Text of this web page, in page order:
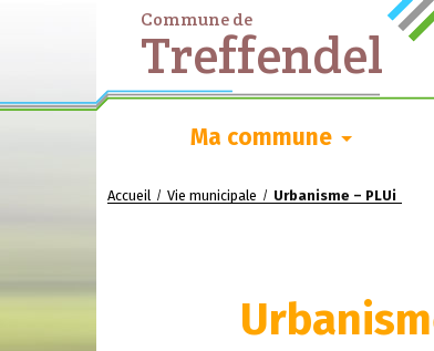
Commune de
Treffendel
Ma commune
Accueil / Vie municipale / Urbanisme – PLUi